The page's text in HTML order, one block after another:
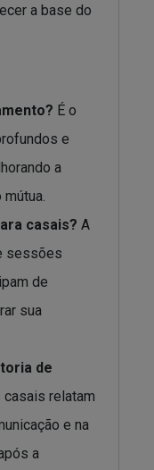
a base do
É o
e
a
casais? A
sessões
de
sua
de
casais relatam
e na
a